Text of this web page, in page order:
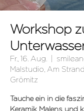
Workshop
Fr., 16. Aug.
Malstudio, Am
Grömitz
Tauche ein in die
Keramik Malens und